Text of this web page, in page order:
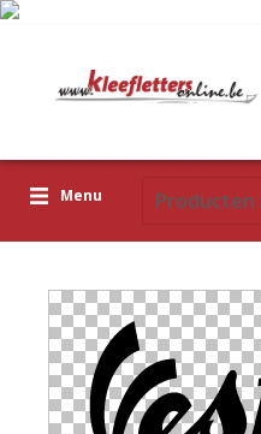
Menu
Icoontjes
Plakplaatjes
Upload je eigen ontwerp